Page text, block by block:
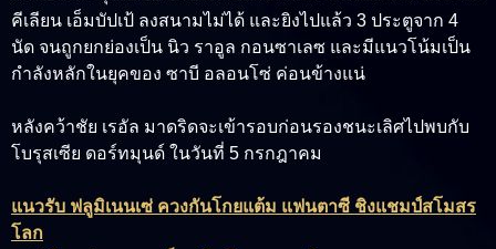
คีเลียน เอ็มบัปเป้ ลงสนามไม่ได้ และยิงไปแล้ว 3 ประตูจาก 4
นัด จนถูกยกย่องเป็น นิว ราอูล กอนซาเลซ และมีแนวโน้มเป็น
กำลังหลักในยุคของ ซาบี อลอนโซ่ ค่อนข้างแน่
หลังคว้าชัย เรอัล มาดริดจะเข้ารอบก่อนรองชนะเลิศไปพบกับ
โบรุสเซีย ดอร์ทมุนด์ ในวันที่ 5 กรกฎาคม
แนวรับ ฟลูมิเนนเซ่ ควงกันโกยแต้ม แฟนตาซี ชิงแชมป์สโมสร
โลก